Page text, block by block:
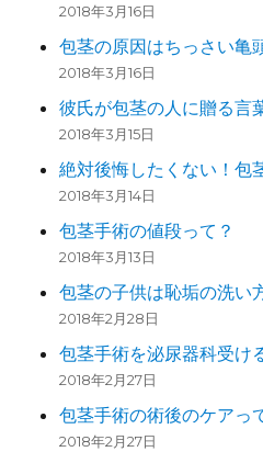
2018年3月16日
包茎の原因はちっさい亀
2018年3月16日
彼氏が包茎の人に贈る言
2018年3月15日
絶対後悔したくない！包
2018年3月14日
包茎手術の値段って？
2018年3月13日
包茎の子供は恥垢の洗い
2018年2月28日
包茎手術を泌尿器科受け
2018年2月27日
包茎手術の術後のケアっ
2018年2月27日